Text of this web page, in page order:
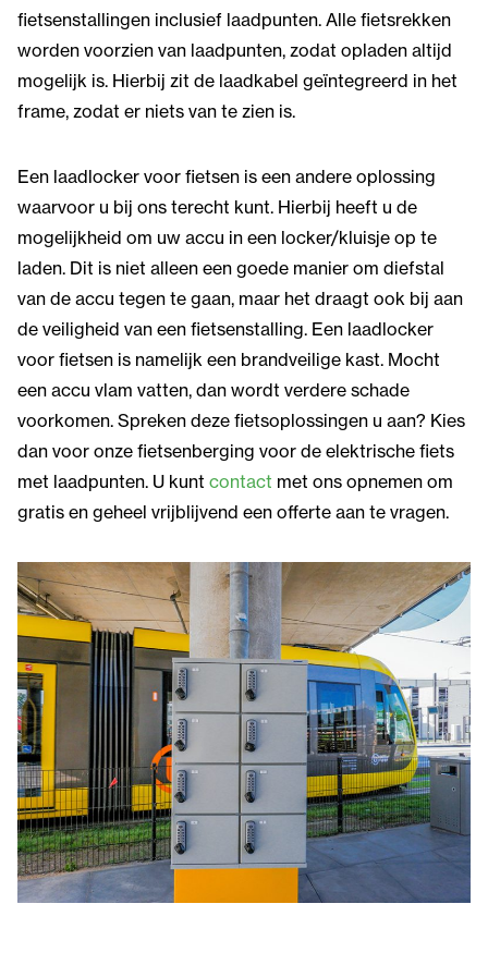
fietsenstallingen inclusief laadpunten. Alle fietsrekken
worden voorzien van laadpunten, zodat opladen altijd
mogelijk is. Hierbij zit de laadkabel geïntegreerd in het
frame, zodat er niets van te zien is.
Een laadlocker voor fietsen is een andere oplossing
waarvoor u bij ons terecht kunt. Hierbij heeft u de
mogelijkheid om uw accu in een locker/kluisje op te
laden. Dit is niet alleen een goede manier om diefstal
van de accu tegen te gaan, maar het draagt ook bij aan
de veiligheid van een fietsenstalling. Een laadlocker
voor fietsen is namelijk een brandveilige kast. Mocht
een accu vlam vatten, dan wordt verdere schade
voorkomen. Spreken deze fietsoplossingen u aan? Kies
dan voor onze fietsenberging voor de elektrische fiets
met laadpunten. U kunt contact met ons opnemen om
gratis en geheel vrijblijvend een offerte aan te vragen.